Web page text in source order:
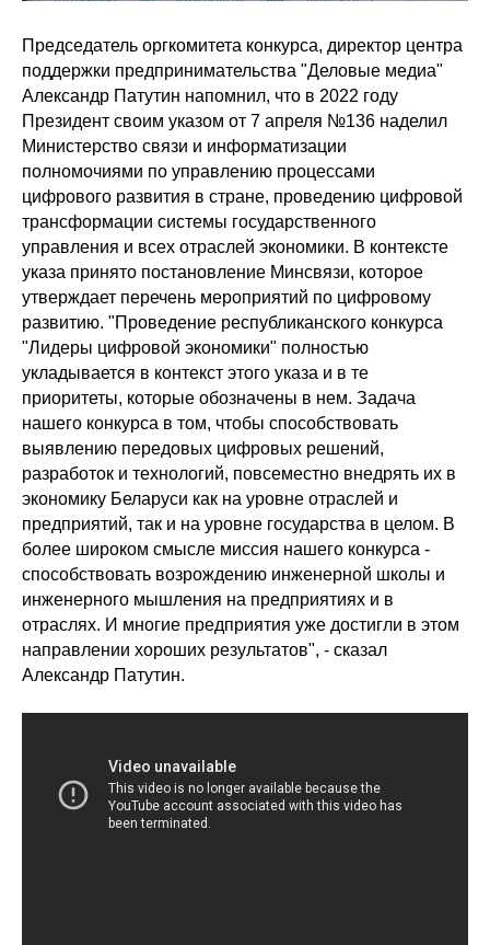
Председатель оргкомитета конкурса, директор центра
поддержки предпринимательства "Деловые медиа"
Александр Патутин напомнил, что в 2022 году
Президент своим указом от 7 апреля №136 наделил
Министерство связи и информатизации
полномочиями по управлению процессами
цифрового развития в стране, проведению цифровой
трансформации системы государственного
управления и всех отраслей экономики. В контексте
указа принято постановление Минсвязи, которое
утверждает перечень мероприятий по цифровому
развитию. "Проведение республиканского конкурса
"Лидеры цифровой экономики" полностью
укладывается в контекст этого указа и в те
приоритеты, которые обозначены в нем. Задача
нашего конкурса в том, чтобы способствовать
выявлению передовых цифровых решений,
разработок и технологий, повсеместно внедрять их в
экономику Беларуси как на уровне отраслей и
предприятий, так и на уровне государства в целом. В
более широком смысле миссия нашего конкурса -
способствовать возрождению инженерной школы и
инженерного мышления на предприятиях и в
отраслях. И многие предприятия уже достигли в этом
направлении хороших результатов", - сказал
Александр Патутин.